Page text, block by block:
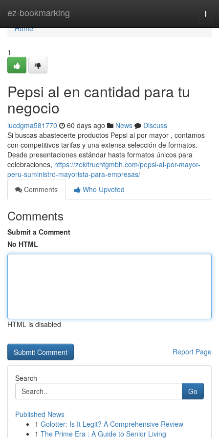
ez-bookmarking
Home
Home
1
Pepsi al en cantidad para tu
negocio
lucdgma581770 60 days ago News
Discuss
Si buscas abastecerte productos Pepsi al por mayor , contamos
con competitivos tarifas y una extensa selección de formatos.
Desde presentaciones estándar hasta formatos únicos para
celebraciones, https://zekifruchtgmbh.com/pepsi-al-por-mayor-
peru-suministro-mayorista-para-empresas/
Comments
Who Upvoted
Comments
Submit a Comment
No HTML
HTML is disabled
Report Page
Search
Go
Published News
1 Golotter: Is It Legit? A Comprehensive Review
1 The Prime Era : A Guide to Senior Living